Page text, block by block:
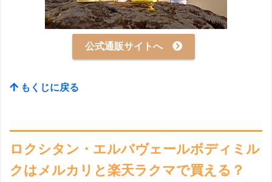
公式通販サイトへ
もくじに戻る
ロクシタン・エルバヴェールボディミル
クはメルカリと楽天ラクマで買える？